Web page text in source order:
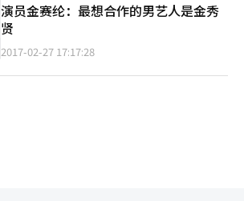
演员金赛纶：最想合作的男艺人是金秀
贤
2017-02-27 17:17:28